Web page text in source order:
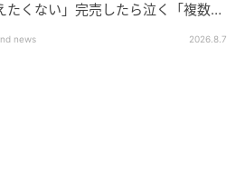
大人可愛い雰囲気を演出。公
ると「柔らかく、軽い合皮素
たくない」完売したら泣く「複数買
news 2026.8.7